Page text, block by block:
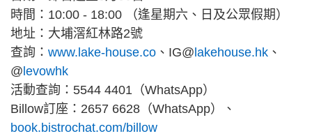
時間：10:00 - 18:00 （逢星期六、日及公眾假期）
地址：大埔滘紅林路2號
查詢： www.lake-house.co 、IG@ lakehouse.hk 、
@ levowhk
活動查詢：5544 4401（WhatsApp）
Billow訂座：2657 6628（WhatsApp）、
book.bistrochat.com/billow